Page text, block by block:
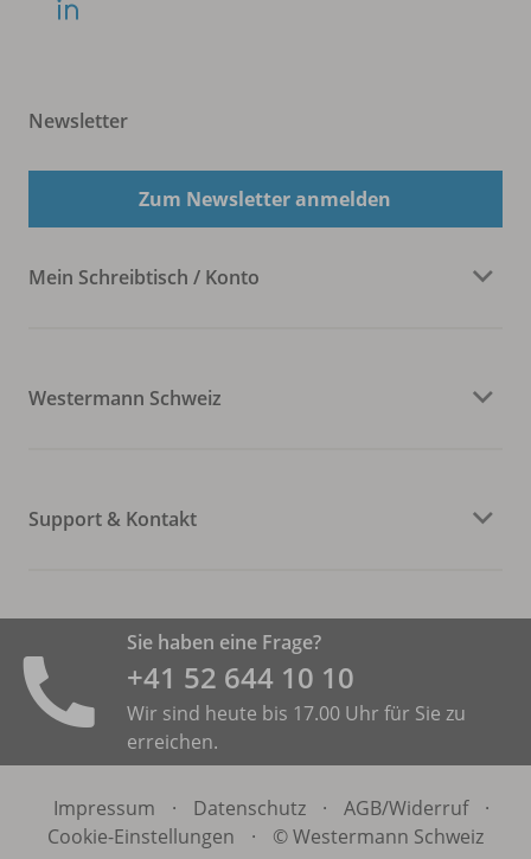
Newsletter
Zum Newsletter anmelden
Mein Schreibtisch / Konto
Westermann Schweiz
Support & Kontakt
Sie haben eine Frage?
+41 52 644 10 10
Wir sind heute bis 17.00 Uhr für Sie zu
erreichen.
Impressum · Datenschutz · AGB/Widerruf
·
Cookie-Einstellungen
· © Westermann Schweiz